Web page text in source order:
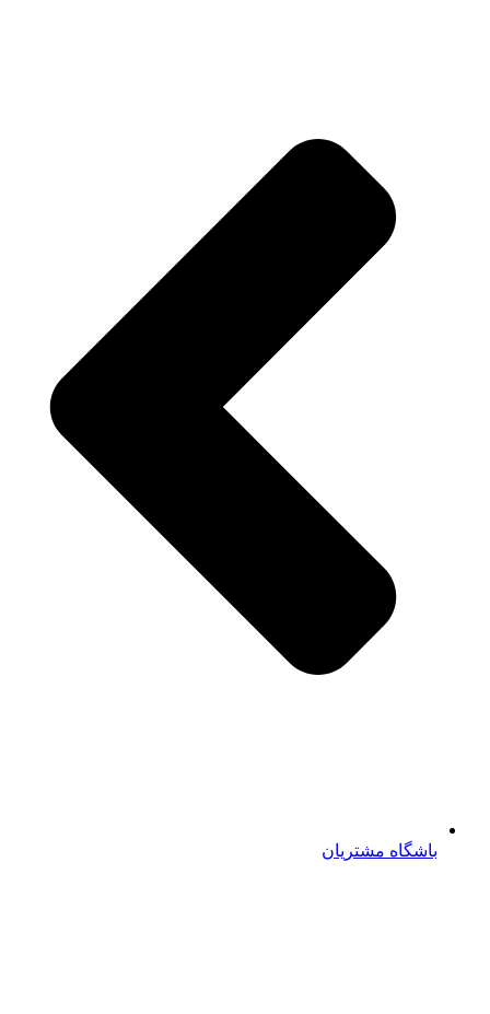
باشگاه مشتریان